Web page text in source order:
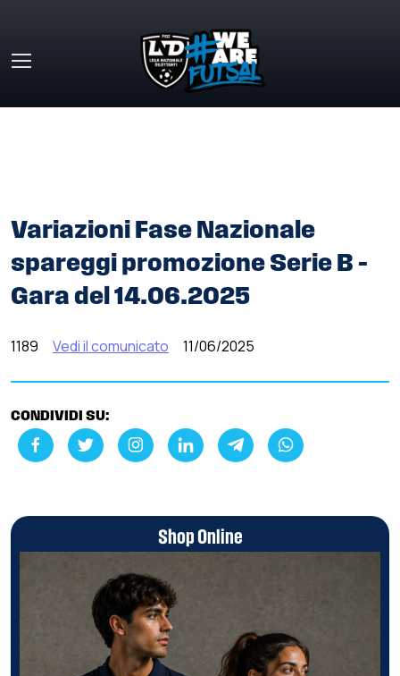
Variazioni Fase Nazionale
spareggi promozione Serie B –
Gara del 14.06.2025
1189 Vedi il comunicato 11/06/2025
CONDIVIDI SU:
Shop Online